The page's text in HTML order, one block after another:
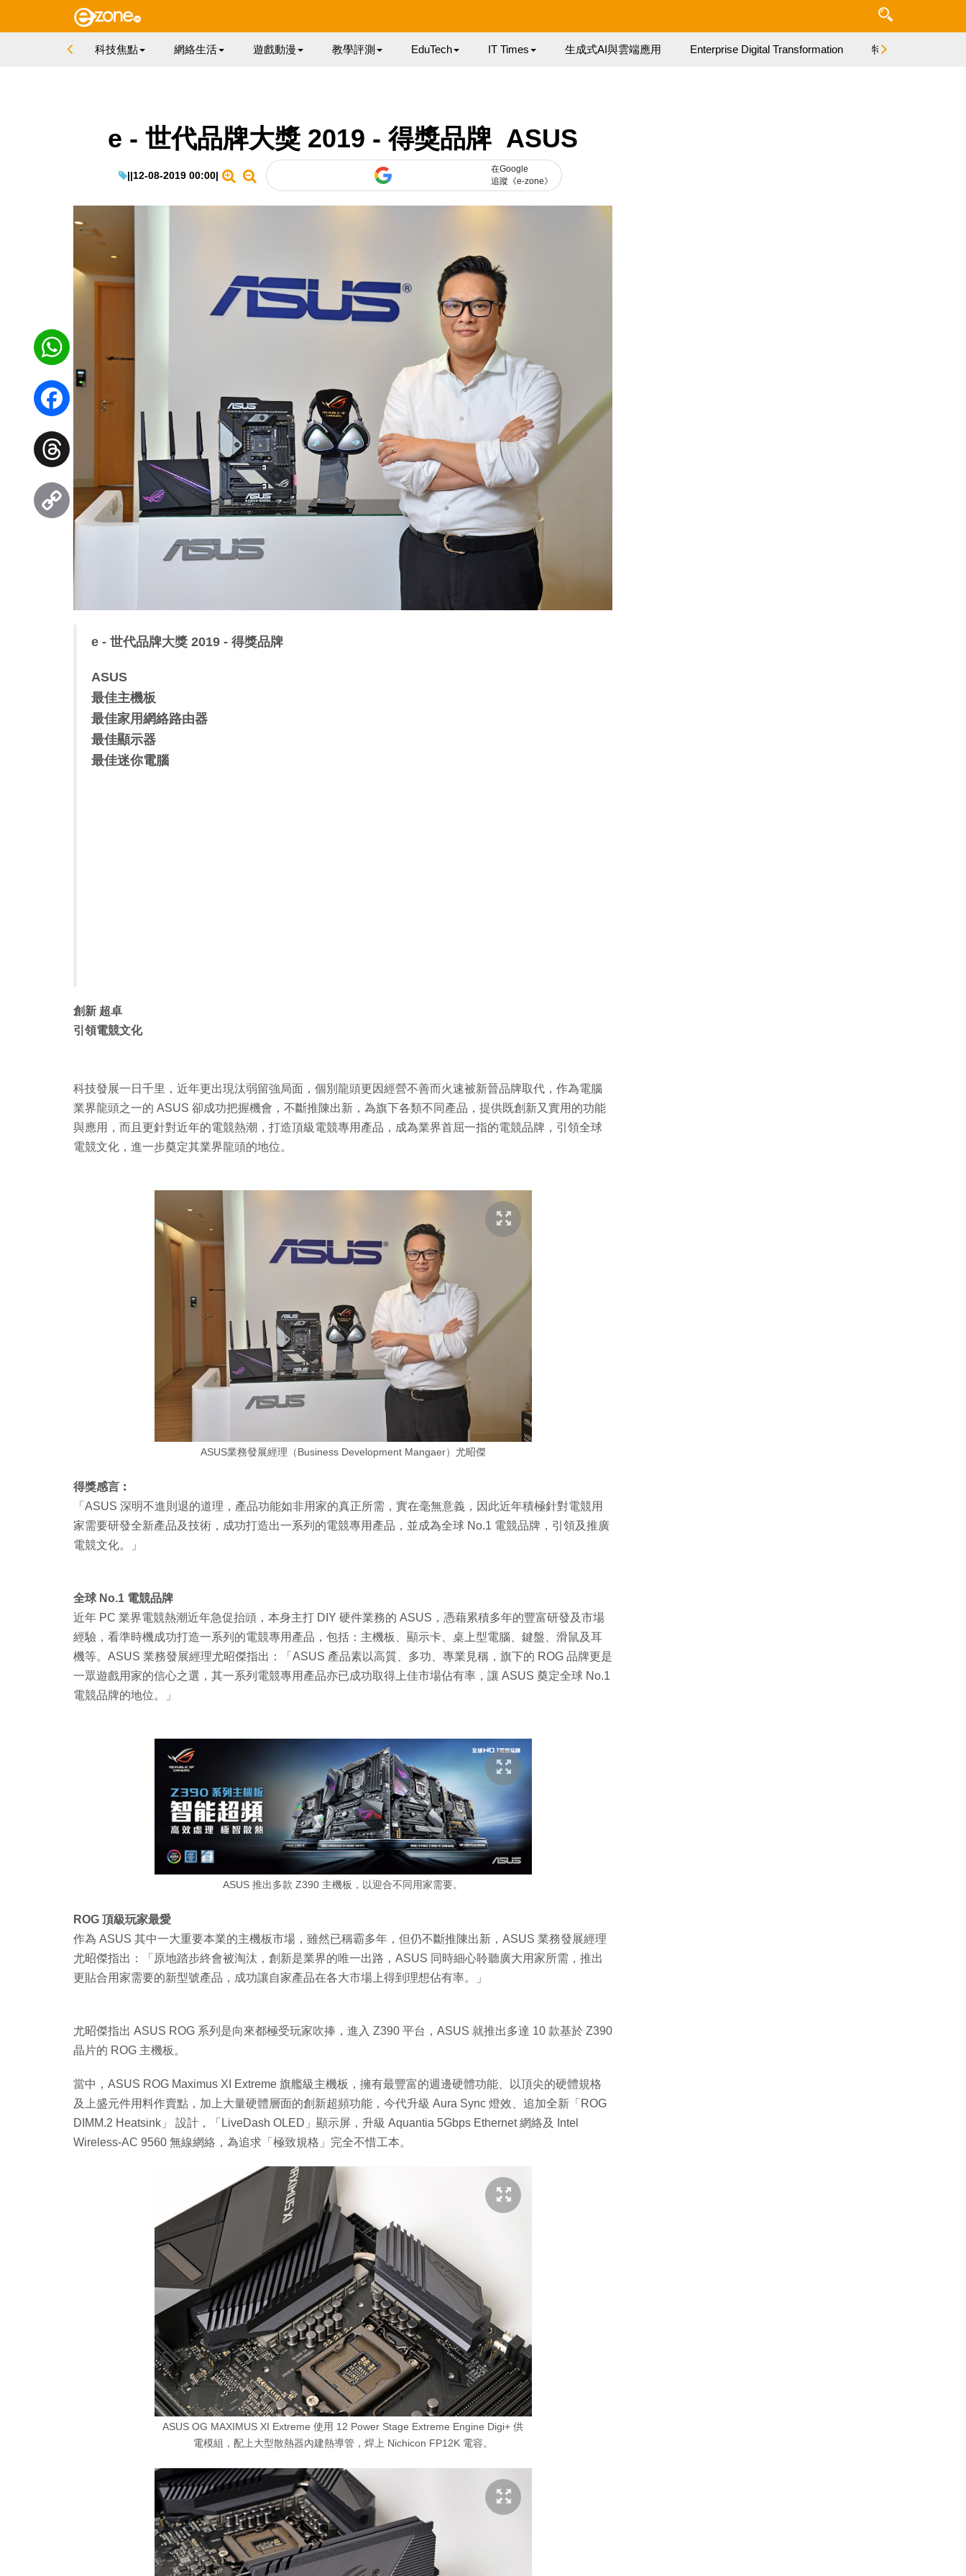
科技焦點 網絡生活 遊戲動漫 教學評測 EduTech IT Times 生成式AI與雲端應用 Enterprise Digital Transformation 特集
e - 世代品牌大獎 2019 - 得獎品牌 ASUS
||12-08-2019 00:00|
在Google
追蹤《e-zone》
e - 世代品牌大獎 2019 - 得獎品牌
ASUS
最佳主機板
最佳家用網絡路由器
最佳顯示器
最佳迷你電腦
創新 超卓
引領電競文化
科技發展一日千里，近年更出現汰弱留強局面，個別龍頭更因經營不善而火速被新晉品牌取代，作為電腦
業界龍頭之一的 ASUS 卻成功把握機會，不斷推陳出新，為旗下各類不同產品，提供既創新又實用的功能
與應用，而且更針對近年的電競熱潮，打造頂級電競專用產品，成為業界首屈一指的電競品牌，引領全球
電競文化，進一步奠定其業界龍頭的地位。
ASUS業務發展經理（Business Development Mangaer）尤昭傑
得獎感言︰
「ASUS 深明不進則退的道理，產品功能如非用家的真正所需，實在毫無意義，因此近年積極針對電競用
家需要研發全新產品及技術，成功打造出一系列的電競專用產品，並成為全球 No.1 電競品牌，引領及推廣
電競文化。」
全球 No.1 電競品牌
近年 PC 業界電競熱潮近年急促抬頭，本身主打 DIY 硬件業務的 ASUS，憑藉累積多年的豐富研發及市場
經驗，看準時機成功打造一系列的電競專用產品，包括：主機板、顯示卡、桌上型電腦、鍵盤、滑鼠及耳
機等。ASUS 業務發展經理尤昭傑指出：「ASUS 產品素以高質、多功、專業見稱，旗下的 ROG 品牌更是
一眾遊戲用家的信心之選，其一系列電競專用產品亦已成功取得上佳市場佔有率，讓 ASUS 奠定全球 No.1
電競品牌的地位。」
ASUS 推出多款 Z390 主機板，以迎合不同用家需要。
ROG 頂級玩家最愛
作為 ASUS 其中一大重要本業的主機板市場，雖然已稱霸多年，但仍不斷推陳出新，ASUS 業務發展經理
尤昭傑指出：「原地踏步終會被淘汰，創新是業界的唯一出路，ASUS 同時細心聆聽廣大用家所需，推出
更貼合用家需要的新型號產品，成功讓自家產品在各大市場上得到理想佔有率。」
尤昭傑指出 ASUS ROG 系列是向來都極受玩家吹捧，進入 Z390 平台，ASUS 就推出多達 10 款基於 Z390
晶片的 ROG 主機板。
當中，ASUS ROG Maximus XI Extreme 旗艦級主機板，擁有最豐富的週邊硬體功能、以頂尖的硬體規格
及上盛元件用料作賣點，加上大量硬體層面的創新超頻功能，今代升級 Aura Sync 燈效、追加全新「ROG
DIMM.2 Heatsink」 設計，「LiveDash OLED」顯示屏，升級 Aquantia 5Gbps Ethernet 網絡及 Intel
Wireless-AC 9560 無線網絡，為追求「極致規格」完全不惜工本。
ASUS OG MAXIMUS XI Extreme 使用 12 Power Stage Extreme Engine Digi+ 供
電模組，配上大型散熱器內建熱導管，焊上 Nichicon FP12K 電容。
WhatsApp
Facebook
Threads